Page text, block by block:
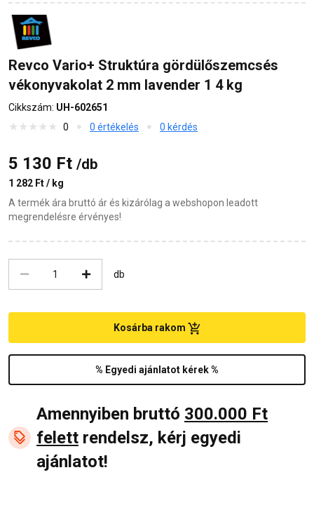
Revco Vario+ Struktúra gördülőszemcsés
vékonyvakolat 2 mm lavender 1 4 kg
Cikkszám: UH-602651
0
0 értékelés 0 kérdés
5 130 Ft /db
1 282 Ft / kg
A termék ára bruttó ár és kizárólag a webshopon leadott
megrendelésre érvényes!
db
% Egyedi ajánlatot kérek %
Kosárba rakom
Amennyiben bruttó 300.000 Ft
felett rendelsz, kérj egyedi
ajánlatot!